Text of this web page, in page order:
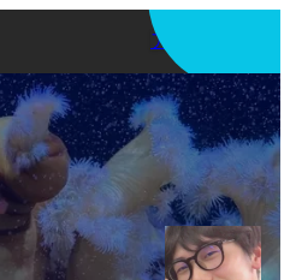
アプリを使う